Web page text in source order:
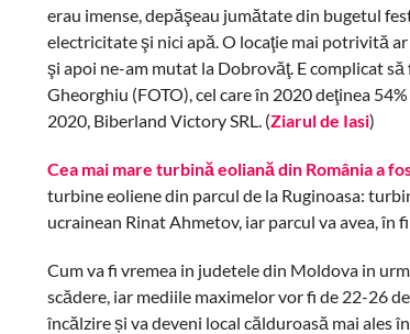
erau imense, depăşeau jumătate din bugetul
electricitate şi nici apă. O locaţie mai potrivită
şi apoi ne-am mutat la Dobrovăţ. E complicat
Gheorghiu (FOTO), cel care în 2020 deţinea
2020, Biberland Victory SRL. (Ziarul de Iasi)
Cea mai mare turbină eoliană din România a
turbine eoliene din parcul de la Ruginoasa:
ucrainean Rinat Ahmetov, iar parcul va avea,
Cum va fi vremea in judetele din Moldova in
scădere, iar mediile maximelor vor fi de 22-26
încălzire și va deveni local călduroasă mai ales